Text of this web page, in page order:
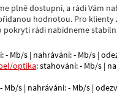
plně dostupní, a rádi Vám
hodnotou. Pro klienty
pokrytí rádi nabídneme
- Mb/s | nahrávání: - Mb/s |
optika: stahování: - Mb/s |
Mb/s | nahrávání: - Mb/s |